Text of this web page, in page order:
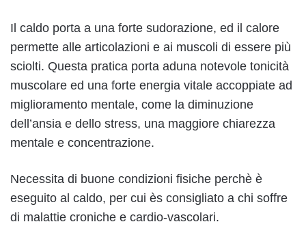
Il caldo porta a una forte sudorazione, ed il calore
permette alle articolazioni e ai muscoli di essere più
sciolti. Questa pratica porta aduna notevole tonicità
muscolare ed una forte energia vitale accoppiate ad
miglioramento mentale, come la diminuzione
dell’ansia e dello stress, una maggiore chiarezza
mentale e concentrazione.
Necessita di buone condizioni fisiche perchè è
eseguito al caldo, per cui ès consigliato a chi soffre
di malattie croniche e cardio-vascolari.